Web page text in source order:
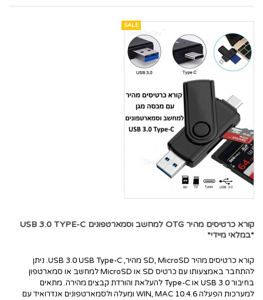
SALE
קורא כרטיסים מהיר OTG למחשב וסמארטפונים USB 3.0 TYPE-C
*במלאי מיידי*
קורא כרטיסים מהיר SD, MicroSD מהיר, USB 3.0 USB Type-C. ניתן
להתחבר באמצעותו עם כרטיס SD או MicroSD למחשב או סמארטפון
בחיבור USB 3.0 או Type-C להעלאת והורדת קבצים מהירה. מתאים
למערכות הפעלה WIN, MAC 10.4.6 ומעלה ולסמארטפונים אנדרואיד עם